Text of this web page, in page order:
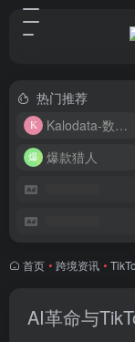
热门推荐
Kalodata-数据分析平台
爆款猎人
首页 • 跨境资讯 •
AI革命与